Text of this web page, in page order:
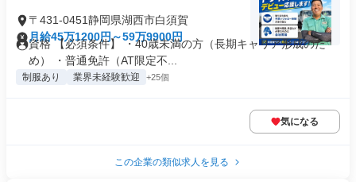
〒431-0451静岡県湖西市白須賀
月給45万1200円～59万9900円
資格 【必須条件】 ・40歳未満の方（長期キャリア形成のた
め） ・普通免許（AT限定不...
制服あり 業界未経験歓迎 +25個
気になる
この企業の類似求人を見る